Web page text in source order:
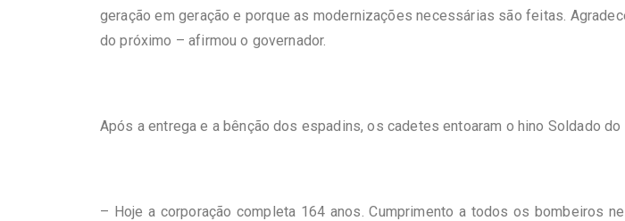
geração em geração e porque as modernizações necessárias são feitas.
do próximo – afirmou o governador.
Após a entrega e a bênção dos espadins, os cadetes entoaram o hino Soldado
– Hoje a corporação completa 164 anos. Cumprimento a todos os bombeiros